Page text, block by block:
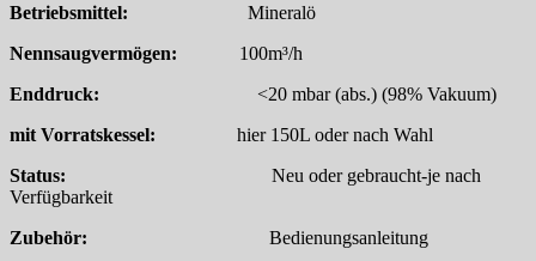
Betriebsmittel: Mineralö
Nennsaugvermögen:
100m³/h
Enddruck: <20 mbar (abs.) (98% Vakuum)
mit Vorratskessel: hier 150L oder nach Wahl
Status: Neu oder gebraucht-je nach
Verfügbarkeit
Zubehör:
Bedienungsanleitung